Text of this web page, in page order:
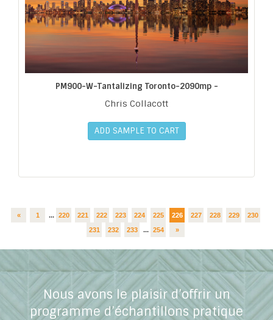
PM900-W-Tantalizing Toronto-2090mp -
Chris Collacott
ADD SAMPLE TO CART
« 1 ... 220 221 222 223 224 225 226 227 228 229
230
231
232 233 ... 254 »
Nous avons le plaisir d’offrir un
programme d’échantillons pratique